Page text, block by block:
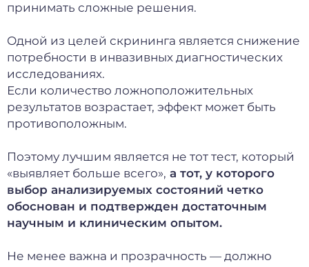
принимать сложные решения.
Одной из целей скрининга является снижение
потребности в инвазивных диагностических
исследованиях.
Если количество ложноположительных
результатов возрастает, эффект может быть
противоположным.
Поэтому лучшим является не тот тест, который
«выявляет больше всего», а тот, у которого
выбор анализируемых состояний четко
обоснован и подтвержден достаточным
научным и клиническим опытом.
Не менее важна и прозрачность — должно